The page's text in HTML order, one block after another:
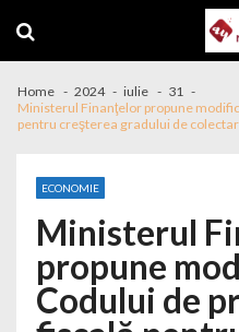
Home 2024 iulie
31
Ministerul Finanţelor propune
pentru creşterea gradului de
ECONOMIE
Ministerul
propune
Codului de